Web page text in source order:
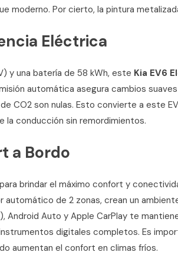
moderno. Por cierto, la pintura
Eléctrica
y una batería de 58 kWh, este Kia EV6
automática asegura cambios
CO2 son nulas. Esto convierte a este
la conducción sin remordimientos.
a Bordo
brindar el máximo confort y
de 2 zonas, crean un
Android Auto y Apple CarPlay te
digitales completos. Es
aumentan el confort en climas fríos.